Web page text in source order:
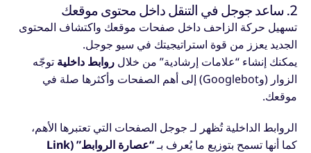
2. ساعد جوجل في التنقل داخل محتوى موقعك
تسهيل حركة الزاحف داخل صفحات موقعك واكتشاف المحتوى
الجديد يعزز من قوة استراتيجيتك في سيو جوجل.
يمكنك إنشاء “علامات إرشادية” من خلال روابط داخلية توجّه
الزوار (وGooglebot) إلى أهم الصفحات وأكثرها صلة في
موقعك.
الروابط الداخلية تُظهر لـ جوجل الصفحات التي تعتبرها الأهم،
كما أنها تسمح بتوزيع ما يُعرف بـ
“عصارة الروابط” (Link